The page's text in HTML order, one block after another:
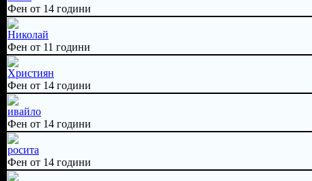
Фен от 14 години
Николай
Фен от 11 години
Християн
Фен от 14 години
ивайло
Фен от 14 години
росита
Фен от 14 години